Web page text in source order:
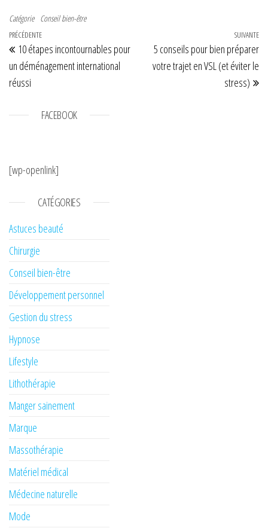
Catégorie Conseil bien-être
Navigation de l’article
Article précédent
PRÉCÉDENTE
10 étapes incontournables pour
un déménagement international
réussi
SUIVANTE
5 conseils pour bien préparer
votre trajet en VSL (et éviter le
stress)
FACEBOOK
[wp-openlink]
CATÉGORIES
Astuces beauté
Chirurgie
Conseil bien-être
Développement personnel
Gestion du stress
Hypnose
Lifestyle
Lithothérapie
Manger sainement
Marque
Massothérapie
Matériel médical
Médecine naturelle
Mode